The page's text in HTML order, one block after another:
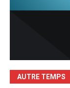
AUTRE TEMPS